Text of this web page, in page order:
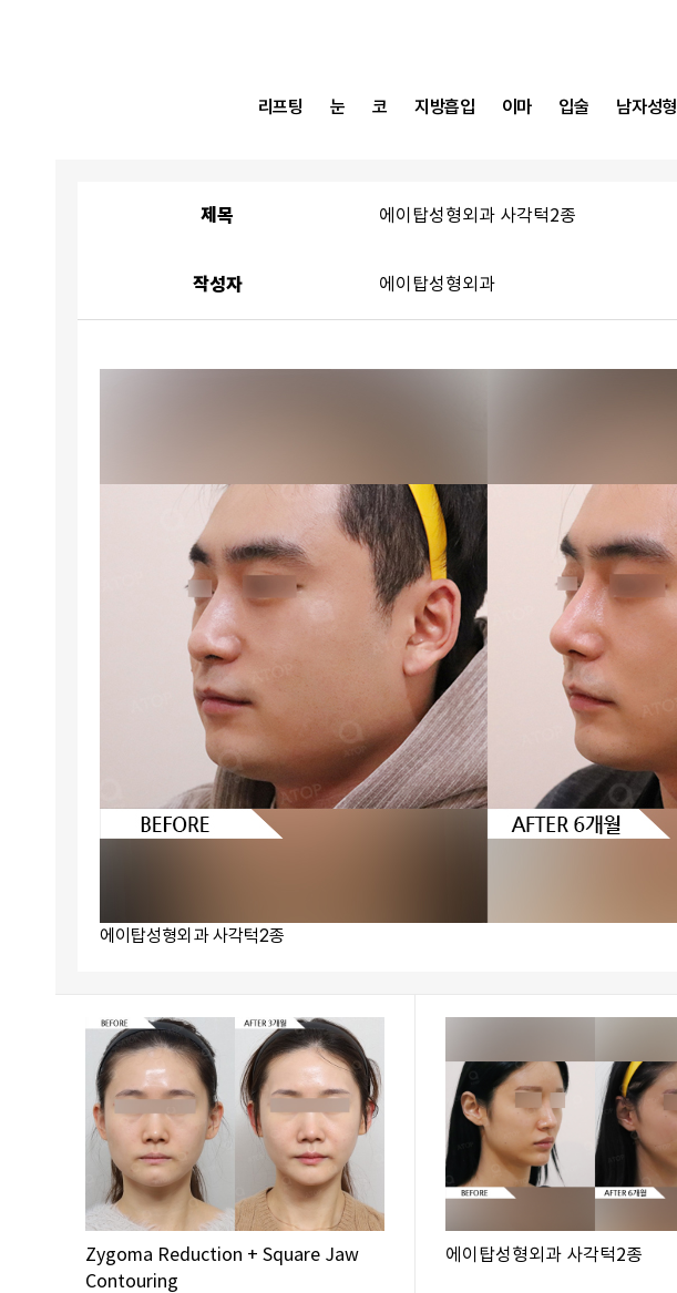
리프팅 눈 코 지방흡입 이마 입술 남자성형
제목 에이탑성형외과 사각턱2종
작성자 에이탑성형외과
에이탑성형외과 사각턱2종
Zygoma Reduction + Square Jaw
Contouring
에이탑성형외과 사각턱2종